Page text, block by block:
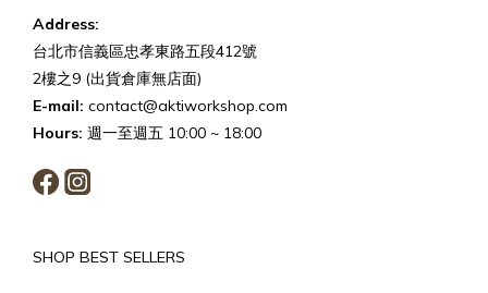
Address:
台北市信義區忠孝東路五段412號
2樓之9 (出貨倉庫無店面)
E-mail: contact@aktiworkshop.com
Hours: 週一至週五 10:00 ~ 18:00
SHOP BEST SELLERS